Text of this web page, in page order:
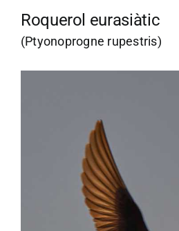
Roquerol eurasiàtic
(Ptyonoprogne rupestris)